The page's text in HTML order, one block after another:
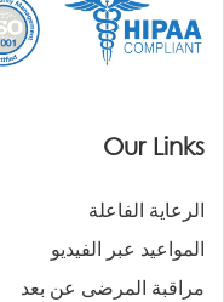
Our Links
الرعاية الفاعلة
المواعيد عبر الفيديو
مراقبة المرضى عن بعد